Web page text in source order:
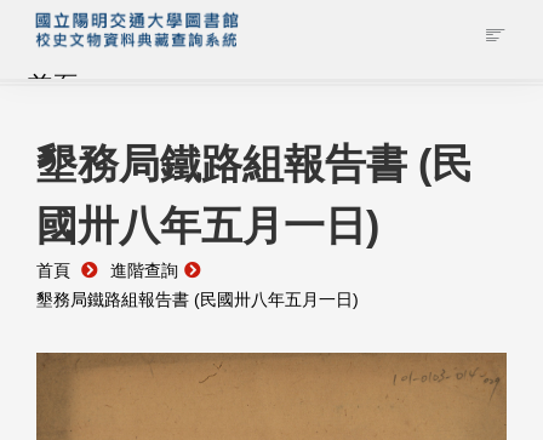
首頁
藏品查詢
校史館簡介
藏品清單全覽
資料調閱申請
管理者登入
墾務局鐵路組報告書 (民
國卅八年五月一日)
首頁
進階查詢
墾務局鐵路組報告書 (民國卅八年五月一日)